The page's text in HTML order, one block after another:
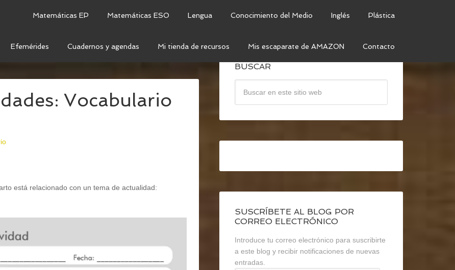
Matemáticas EP Matemáticas ESO Lengua Conocimiento del Medio Inglés Plástica
Efemérides Cuadernos y agendas Mi tienda de recursos Mis escaparate de AMAZON Contacto
CUADERNO DE ACTIVIDADES:
Vocabulario
está relacionado con un tema de actualidad:
BUSCAR
SUSCRÍBETE AL BLOG POR
CORREO ELECTRÓNICO
Introduce tu correo electrónico para suscribirte
a este blog y recibir notificaciones de nuevas
entradas.